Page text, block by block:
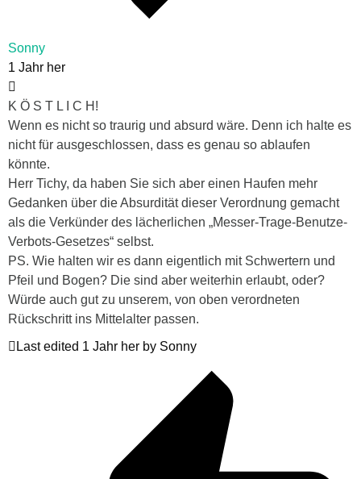
Sonny
1 Jahr her
K Ö S T L I C H!
Wenn es nicht so traurig und absurd wäre. Denn ich halte es
nicht für ausgeschlossen, dass es genau so ablaufen
könnte.
Herr Tichy, da haben Sie sich aber einen Haufen mehr
Gedanken über die Absurdität dieser Verordnung gemacht
als die Verkünder des lächerlichen „Messer-Trage-Benutze-
Verbots-Gesetzes“ selbst.
PS. Wie halten wir es dann eigentlich mit Schwertern und
Pfeil und Bogen? Die sind aber weiterhin erlaubt, oder?
Würde auch gut zu unserem, von oben verordneten
Rückschritt ins Mittelalter passen.
Last edited 1 Jahr her by Sonny